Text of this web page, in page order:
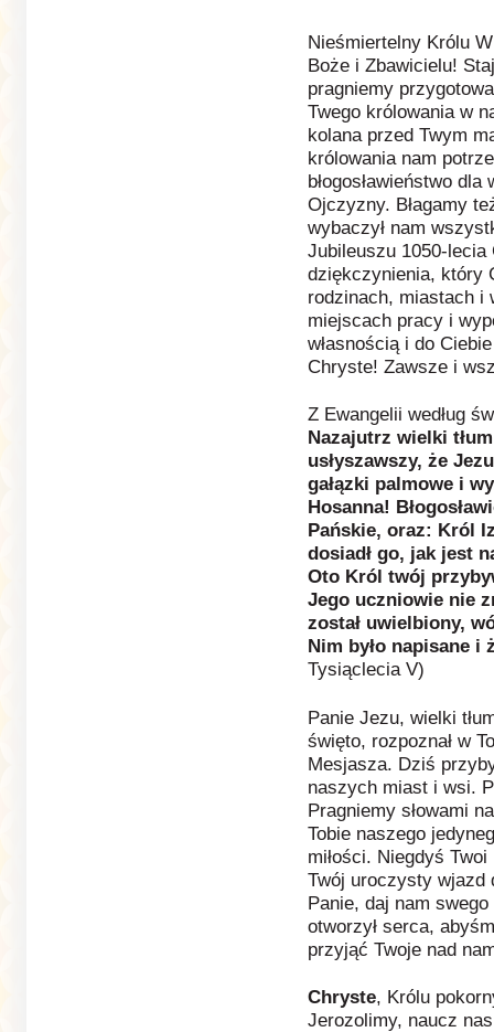
Nieśmiertelny Królu
Boże i Zbawicielu!
pragniemy
Twego królowania w
kolana przed Twym
królowania nam
błogosławieństwo
Ojczyzny. Błagamy
wybaczył nam
Jubileuszu 1050-lecia
dziękczynienia, który
rodzinach, miastach i
miejscach pracy i
własnością i do
Chryste! Zawsze i
Z Ewangelii według
Nazajutrz wielki
usłyszawszy, że
gałązki palmowe i
Hosanna!
Pańskie, oraz: Król
dosiadł go, jak jest
Oto Król twój
Jego uczniowie nie
został uwielbiony,
Nim było napisane i
Tysiąclecia V)
Panie Jezu, wielki
święto, rozpoznał w
Mesjasza. Dziś
naszych miast i wsi.
Pragniemy słowami
Tobie naszego
miłości. Niegdyś
Twój uroczysty wjazd
Panie, daj nam
otworzył serca,
przyjąć Twoje nad
Chryste, Królu
Jerozolimy, naucz